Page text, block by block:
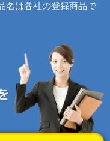
名は各社の登録商品で